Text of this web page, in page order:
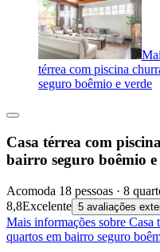
térrea com piscina
seguro boêmio e verde
Casa térrea com
bairro seguro boêmio e
Acomoda 18 pessoas · 8
8,8Excelente 5 avaliações
Mais informações sobre Casa
quartos em bairro seguro